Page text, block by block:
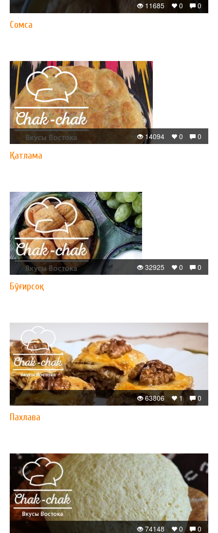
0
0
11685
Сомса
0
0
14094
Қатлама
0
0
32925
Бўғирсоқ
0
1
63806
Пахлава
0
0
74148